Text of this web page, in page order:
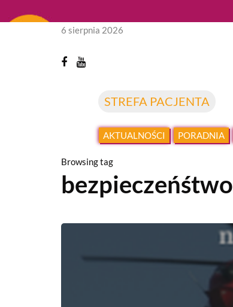
STREFA PACJENTA
6 sierpnia 2026
AKTUALNOŚCI PORADNIA
Browsing tag
bezpieczeńśtwo